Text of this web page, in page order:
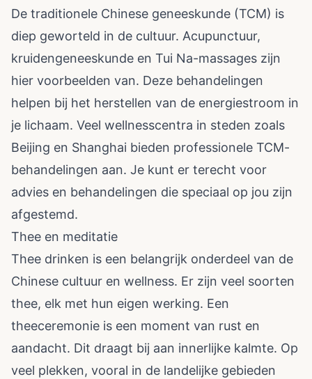
De traditionele Chinese geneeskunde (TCM) is
diep geworteld in de cultuur. Acupunctuur,
kruidengeneeskunde en Tui Na-massages zijn
hier voorbeelden van. Deze behandelingen
helpen bij het herstellen van de energiestroom in
je lichaam. Veel wellnesscentra in steden zoals
Beijing en Shanghai bieden professionele TCM-
behandelingen aan. Je kunt er terecht voor
advies en behandelingen die speciaal op jou zijn
afgestemd.
Thee en meditatie
Thee drinken is een belangrijk onderdeel van de
Chinese cultuur en wellness. Er zijn veel soorten
thee, elk met hun eigen werking. Een
theeceremonie is een moment van rust en
aandacht. Dit draagt bij aan innerlijke kalmte. Op
veel plekken, vooral in de landelijke gebieden